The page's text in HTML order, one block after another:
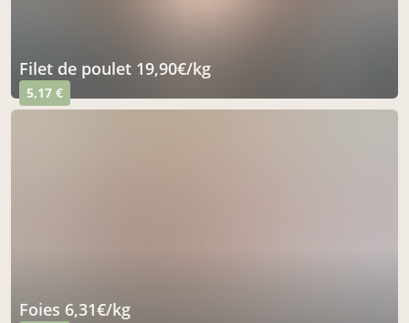
filet de poulet 19,90€/kg
5,17 €
foies 6,31€/kg